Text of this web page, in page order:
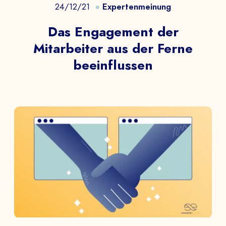
24/12/21 Expertenmeinung
Das Engagement der
Mitarbeiter aus der Ferne
beeinflussen